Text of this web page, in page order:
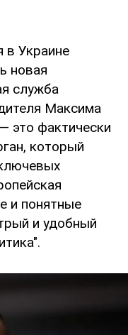
в Украине
новая
служба
Максима
это фактически
который
и понятные
и удобный